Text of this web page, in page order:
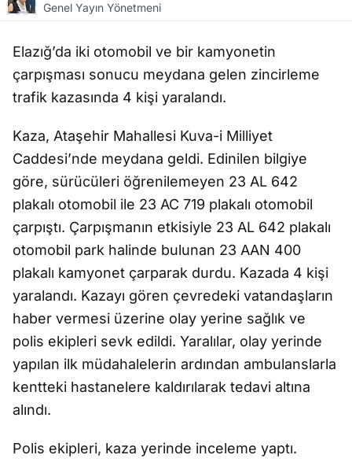
Genel Yayın Yönetmeni
Elazığ’da iki otomobil ve bir kamyonetin
çarpışması sonucu meydana gelen zincirleme
trafik kazasında 4 kişi yaralandı.
Kaza, Ataşehir Mahallesi Kuva-i Milliyet
Caddesi’nde meydana geldi. Edinilen bilgiye
göre, sürücüleri öğrenilemeyen 23 AL 642
plakalı otomobil ile 23 AC 719 plakalı otomobil
çarpıştı. Çarpışmanın etkisiyle 23 AL 642 plakalı
otomobil park halinde bulunan 23 AAN 400
plakalı kamyonet çarparak durdu. Kazada 4 kişi
yaralandı. Kazayı gören çevredeki vatandaşların
haber vermesi üzerine olay yerine sağlık ve
polis ekipleri sevk edildi. Yaralılar, olay yerinde
yapılan ilk müdahalelerin ardından ambulanslarla
kentteki hastanelere kaldırılarak tedavi altına
alındı.
Polis ekipleri, kaza yerinde inceleme yaptı.